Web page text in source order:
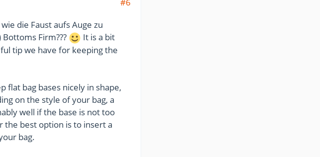
die Faust aufs Auge zu
Firm???
It is a bit
tip we have for keeping the
flat bag bases nicely in shape,
on the style of your bag, a
well if the base is not too
the best option is to insert a
bag.